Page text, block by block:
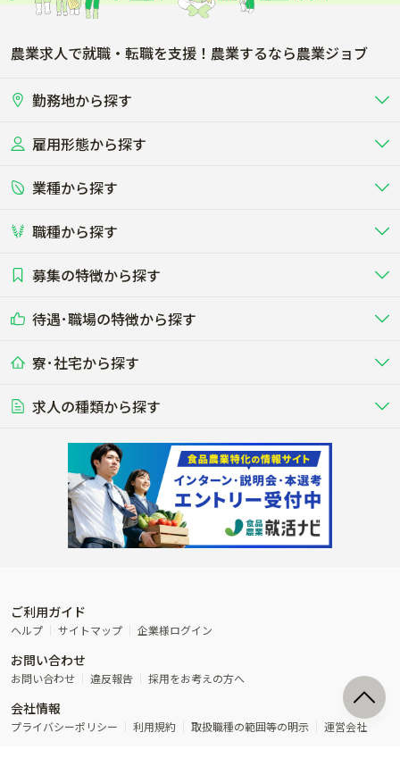
農業求人で就職・転職を支援！農業するなら農業ジョブ
勤務地から探す
北海道
関東
東海
雇用形態から探す
正社員 バイト・アルバイト・パート
短期アルバイト
その他（独立・副業など）
業種から探す
畜産（酪農･肉牛･養豚･養鶏など）
酪農
する牧場
養豚
る養豚場
レースで活躍する馬の手入れや子馬
その他畜産
その他動物の畜産業（羊、ウズラな
ど）
畑・圃場で野菜・穀物を生産 ビニールハウスで多様な野菜の生産
稲作
ビニールハウスで観賞用植物の栽
植物工場
環境制御された工場で野菜の生産管
理
農業資材･肥料
農場設備・肥料・飼料の生産・流
農業用の機械・機材の開発・販
流通･商社
農産物・農産品の物流・卸し・輸出
入
製造･加工･販売 福祉
その他農業関連企業
ネス
その他業種
木材の植林・伐採・加工、または
漁業･養殖
魚介類の採捕・養殖、または水産加
工場
職種から探す
農場･牧場･現場職
専門職（獣医師･人工授精師･
研究･開発 WEB･IT
その他職種
募集の特徴から探す
未経験歓迎
学歴不問
50代採用実績あり
AT免許OK
内定まで最短1週間 管理者･幹部採用
待遇･職場の特徴から探す
社会保険完備
食事補助あり
年間休日100日以上
経験者優遇 独立支援可能
寮･社宅から探す
単身寮あり
寮･社宅相談可
求人の種類から探す
転職おまかせ求人
ご利用ガイド
ヘルプ サイトマップ 企業様ログイン
お問い合わせ
お問い合わせ 違反報告 採用をお考えの方へ
会社情報
プライバシーポリシー 利用規約 取扱職種の範囲等の明示 運営会社